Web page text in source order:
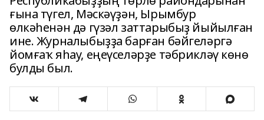
ғына түгел, Мәскәүҙән, Ырымбур
өлкәһенән дә гүзәл заттарыбыҙ йыйылған
ине. Журналыбыҙҙа барған бәйгеләргә
йомғаҡ яһау, еңеүселәрҙе тәбрикләү көнө
булды был.